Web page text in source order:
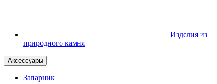
Изделия из
природного камня
Аксессуары
Запарник